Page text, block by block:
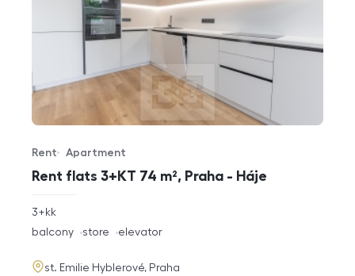
Rent flats 3+KT 74 m², Praha - Háje
Offer type
Rent
Property type
Apartment
rozměry
3+kk
funkce
balcony store elevator
adresa
st. Emilie Hyblerové, Praha